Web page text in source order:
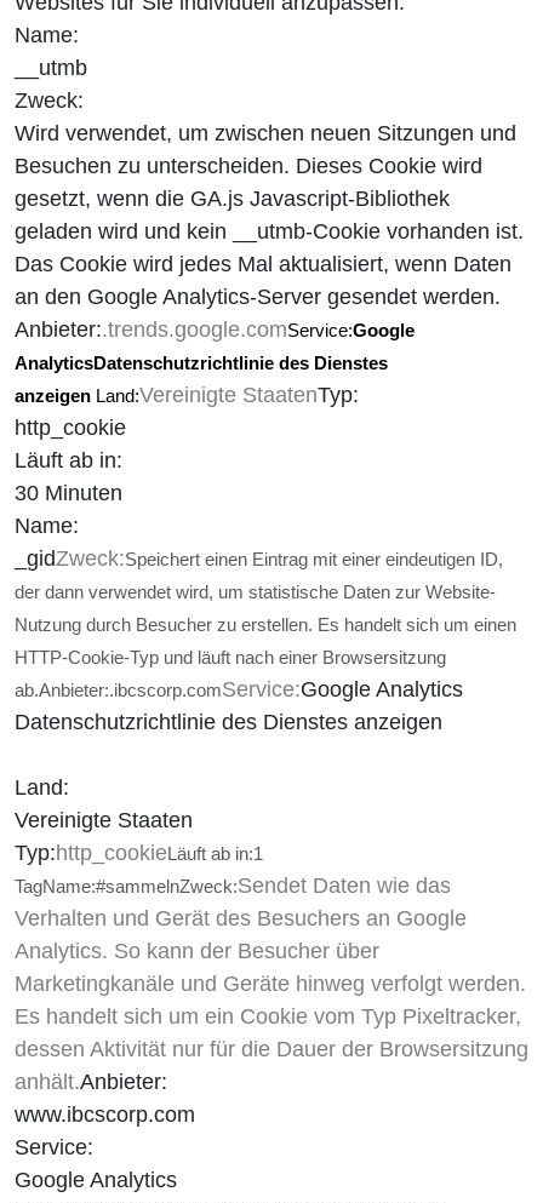
Name:
__utmb
Zweck:
Wird verwendet, um zwischen neuen Sitzungen und
Besuchen zu unterscheiden. Dieses Cookie wird
gesetzt, wenn die GA.js Javascript-Bibliothek
geladen wird und kein __utmb-Cookie vorhanden ist.
Das Cookie wird jedes Mal aktualisiert, wenn Daten
an den Google Analytics-Server gesendet werden.
Anbieter:.trends.google.comService:Google
AnalyticsDatenschutzrichtlinie des Dienstes
anzeigen Land:Vereinigte StaatenTyp:
http_cookie
Läuft ab in:
30 Minuten
Name:
_gidZweck:Speichert einen Eintrag mit einer eindeutigen ID,
der dann verwendet wird, um statistische Daten zur Website-
Nutzung durch Besucher zu erstellen. Es handelt sich um einen
HTTP-Cookie-Typ und läuft nach einer Browsersitzung
ab.Anbieter:.ibcscorp.comService:Google Analytics
Datenschutzrichtlinie des Dienstes anzeigen
Land:
Vereinigte Staaten
Typ: http_cookieLäuft ab in:1
TagName:#sammelnZweck:Sendet Daten wie das
Verhalten und Gerät des Besuchers an Google
Analytics. So kann der Besucher über
Marketingkanäle und Geräte hinweg verfolgt werden.
Es handelt sich um ein Cookie vom Typ Pixeltracker,
dessen Aktivität nur für die Dauer der Browsersitzung
anhält.Anbieter:
www.ibcscorp.com
Service:
Google Analytics